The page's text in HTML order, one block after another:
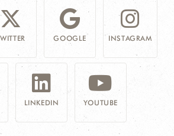
GOOGLE INSTAGRAM
LINKEDIN YOUTUBE